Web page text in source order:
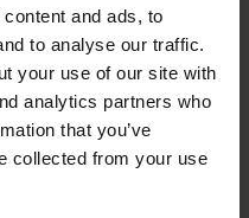
and ads, to
to analyse our traffic.
your use of our site with
analytics partners who
that you’ve
collected from your use
et vous souhaitez
pas à nous